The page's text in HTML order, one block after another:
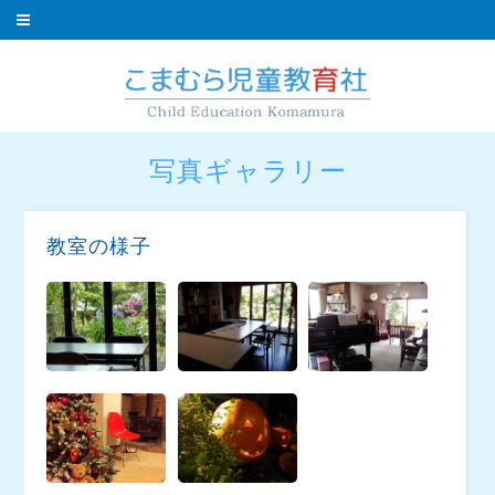
写真ギャラリー
教室の様子